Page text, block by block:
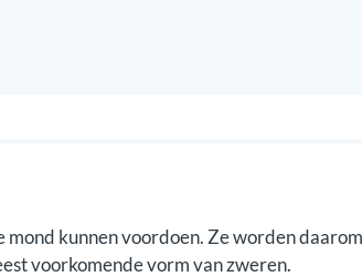
kunnen voordoen. Ze worden
voorkomende vorm van zweren.